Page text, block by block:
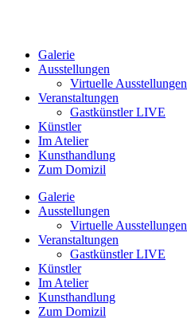
Galerie
Ausstellungen
Virtuelle Ausstellungen
Veranstaltungen
Gastkünstler LIVE
Künstler
Im Atelier
Kunsthandlung
Zum Domizil
Galerie
Ausstellungen
Virtuelle Ausstellungen
Veranstaltungen
Gastkünstler LIVE
Künstler
Im Atelier
Kunsthandlung
Zum Domizil